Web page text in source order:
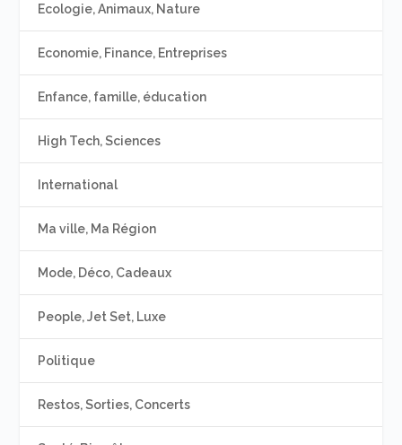
Ecologie, Animaux, Nature
Economie, Finance, Entreprises
Enfance, famille, éducation
High Tech, Sciences
International
Ma ville, Ma Région
Mode, Déco, Cadeaux
People, Jet Set, Luxe
Politique
Restos, Sorties, Concerts